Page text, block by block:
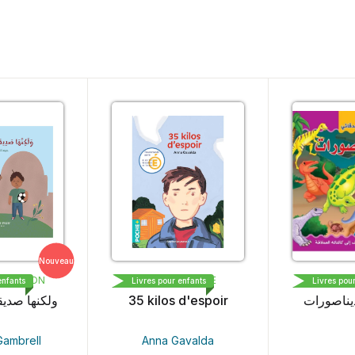
EDITION
ولكنها
Nouveau
BAYARD PRESSE
35 kilos d'espoir
Anna Gavalda
Livres pour enfants DAR
Livres